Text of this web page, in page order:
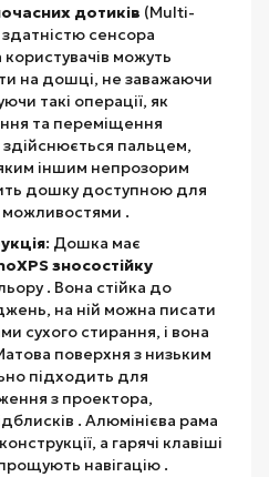
дотиків (Multi-
сенсора
можуть
на дошці, не заважаючи
такі операції, як
та переміщення
здійснюється пальцем,
іншим непрозорим
дошку доступною для
.
: Дошка має
зносостійку
. Вона стійка до
на ній можна писати
сухого стирання, і вона
поверхня з низьким
підходить для
з проектора,
. Алюмінієва рама
а гарячі клавіші
навігацію .